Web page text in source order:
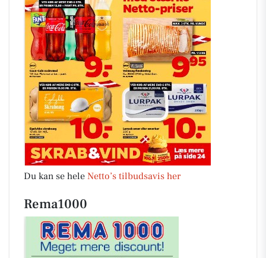
Du kan se hele Netto’s tilbudsavis her
Rema1000